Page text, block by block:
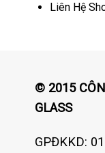
Liên Hệ
© 2015
GLASS
GPĐKKD: